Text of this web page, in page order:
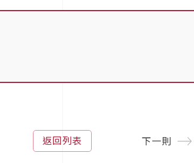
返回列表 下一則